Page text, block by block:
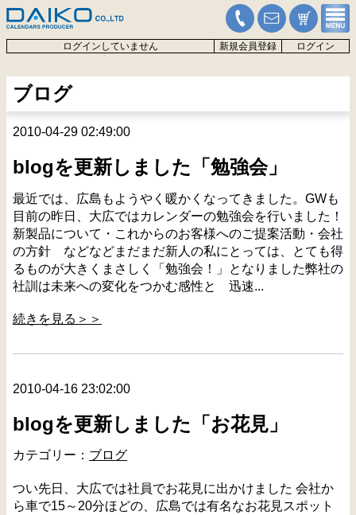
ログインしていません 新規会員登録 ログイン
ブログ
2010-04-29 02:49:00
blogを更新しました「勉強会」
最近では、広島もようやく暖かくなってきました。GWも
目前の昨日、大広ではカレンダーの勉強会を行いました！
新製品について・これからのお客様へのご提案活動・会社
の方針 などなどまだまだ新人の私にとっては、とても得
るものが大きくまさしく「勉強会！」となりました弊社の
社訓は未来への変化をつかむ感性と 迅速...
続きを見る＞＞
2010-04-16 23:02:00
blogを更新しました「お花見」
カテゴリー： ブログ
つい先日、大広では社員でお花見に出かけました 会社か
ら車で15～20分ほどの、広島では有名なお花見スポット